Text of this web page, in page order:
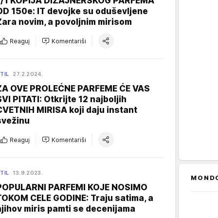
150e: IT devojke su oduševljene
novim, a povoljnim mirisom
Reaguj Komentariši
27.2.2024.
OVE PROLEĆNE PARFEME ĆE VAS
PITATI: Otkrijte 12 najboljih
MIRISA koji daju instant
Reaguj Komentariši
13.9.2023.
PARFEMI KOJE NOSIMO
CELE GODINE: Traju satima, a
miris pamti se decenijama